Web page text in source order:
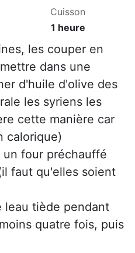
Cuisson
1 heure
les couper en
dans une
d'huile d'olive des
les syriens les
cette manière car
calorique)
four préchauffé
faut qu'elles soient
tiède pendant
quatre fois, puis